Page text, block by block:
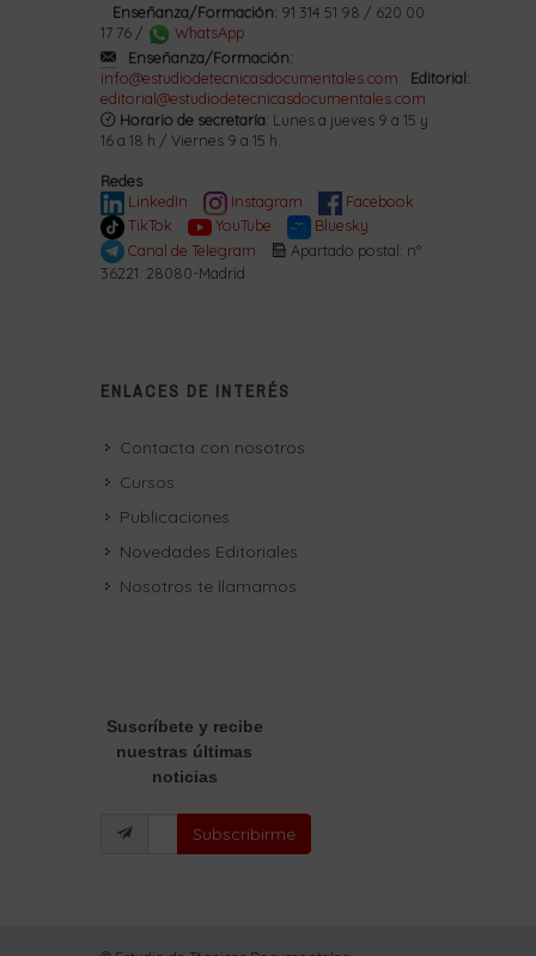
Enseñanza/Formación: 91 314 51 98 / 620 00
17 76 /
WhatsApp
Enseñanza/Formación:
info@estudiodetecnicasdocumentales.com
Editorial:
editorial@estudiodetecnicasdocumentales.com
Horario de secretaría: Lunes a jueves 9 a 15 y
16 a 18 h / Viernes 9 a 15 h.
Redes
LinkedIn
Instagram
Facebook
TikTok
YouTube
Bluesky
Canal de Telegram
Apartado postal: nº
36221. 28080-Madrid
ENLACES DE INTERÉS
Contacta con nosotros
Cursos
Publicaciones
Novedades Editoriales
Nosotros te llamamos
Suscríbete y recibe
nuestras últimas
noticias
Subscribirme